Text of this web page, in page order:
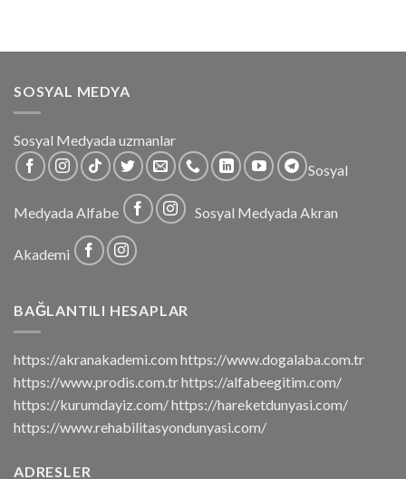
SOSYAL MEDYA
Sosyal Medyada uzmanlar
Sosyal
Medyada Alfabe Sosyal Medyada Akran
Akademi
BAĞLANTILI HESAPLAR
https://akranakademi.com https://www.dogalaba.com.tr
https://www.prodis.com.tr https://alfabeegitim.com/
https://kurumdayiz.com/ https://hareketdunyasi.com/
https://www.rehabilitasyondunyasi.com/
ADRESLER